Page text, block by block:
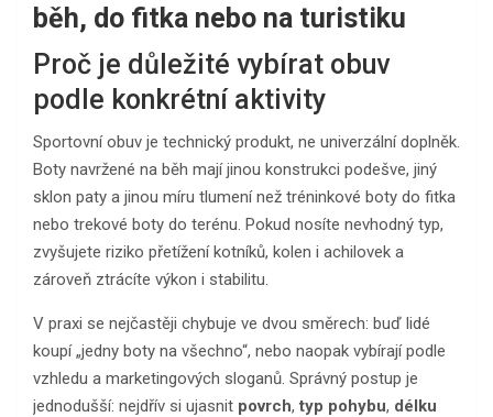
běh, do fitka nebo na turistiku
Proč je důležité vybírat obuv
podle konkrétní aktivity
Sportovní obuv je technický produkt, ne univerzální doplněk.
Boty navržené na běh mají jinou konstrukci podešve, jiný
sklon paty a jinou míru tlumení než tréninkové boty do fitka
nebo trekové boty do terénu. Pokud nosíte nevhodný typ,
zvyšujete riziko přetížení kotníků, kolen i achilovek a
zároveň ztrácíte výkon i stabilitu.
V praxi se nejčastěji chybuje ve dvou směrech: buď lidé
koupí „jedny boty na všechno“, nebo naopak vybírají podle
vzhledu a marketingových sloganů. Správný postup je
jednodušší: nejdřív si ujasnit povrch,typ pohybu, délku